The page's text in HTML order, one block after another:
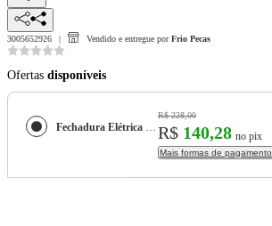
3005652926 Vendido e entregue por Frio Pecas
Ofertas disponíveis
Fechadura Elétrica Intelbras Cilindro Fixo Preta FX 500
R$ 228,00
R$ 140,28 no pix
Mais formas de pagamento